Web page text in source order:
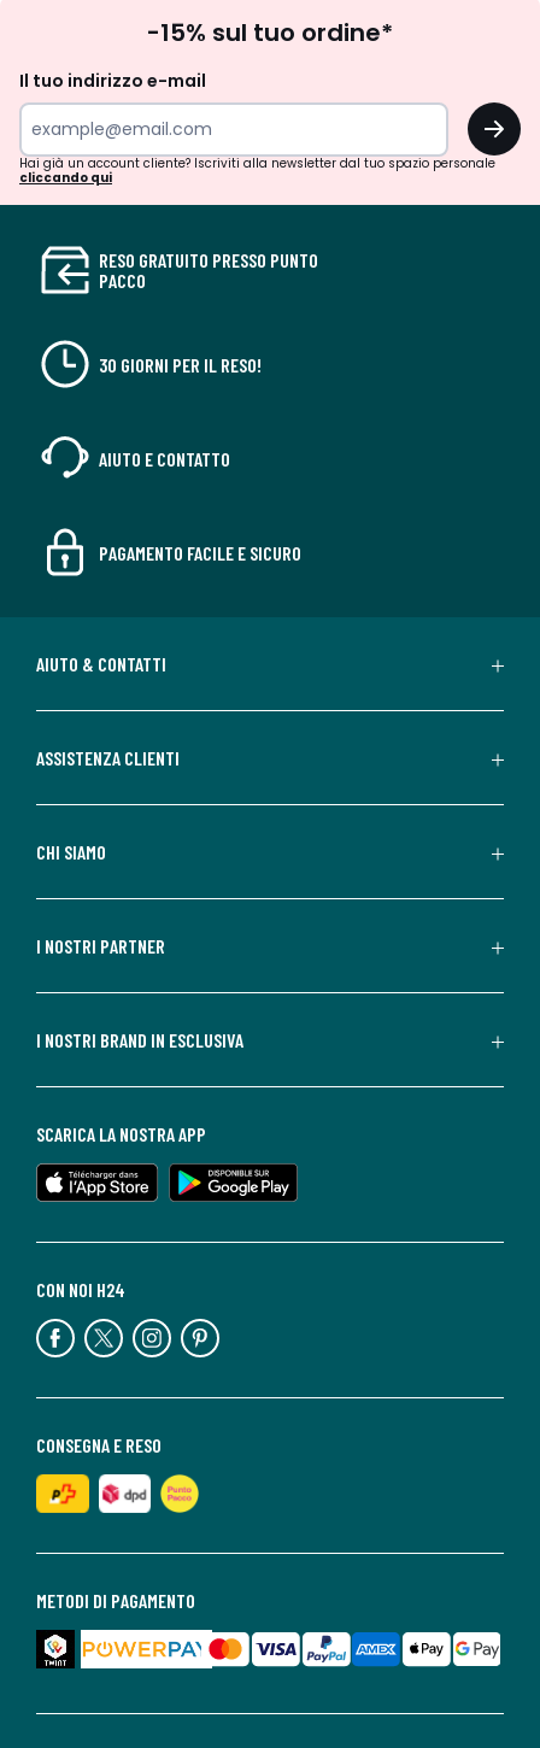
newsletter
-15% sul tuo ordine*
Il tuo indirizzo e-mail
OK
Hai già un account cliente? Iscriviti alla newsletter dal tuo spazio personale
cliccando qui
RESO GRATUITO PRESSO PUNTO
PACCO
30 GIORNI PER IL RESO!
AIUTO E CONTATTO
PAGAMENTO FACILE E SICURO
AIUTO & CONTATTI
ASSISTENZA CLIENTI
CHI SIAMO
I NOSTRI PARTNER
I NOSTRI BRAND IN ESCLUSIVA
METODI DI PAGAMENTO
CONSEGNA E RESO
CON NOI H24
SCARICA LA NOSTRA APP